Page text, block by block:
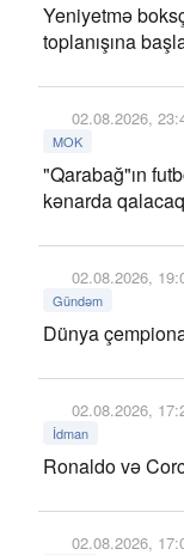
Yeniyetmə
toplanışına
02.08.2026,
MOK
"Qarabağ"ın
kənarda qalacaq
02.08.2026,
Gündəm
Dünya
02.08.2026,
İdman
Ronaldo və
02.08.2026,